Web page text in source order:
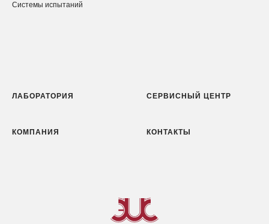
Системы испытаний
ЛАБОРАТОРИЯ СЕРВИСНЫЙ ЦЕНТР
КОМПАНИЯ КОНТАКТЫ